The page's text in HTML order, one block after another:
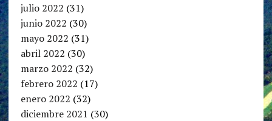
julio 2022 (31)
junio 2022 (30)
mayo 2022 (31)
abril 2022 (30)
marzo 2022 (32)
febrero 2022 (17)
enero 2022 (32)
diciembre 2021 (30)